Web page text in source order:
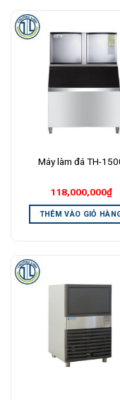
Máy làm đá TH-
118,000,000₫
THÊM VÀO GIỎ